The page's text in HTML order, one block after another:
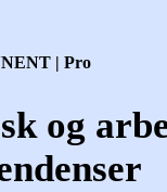
| Pro
og